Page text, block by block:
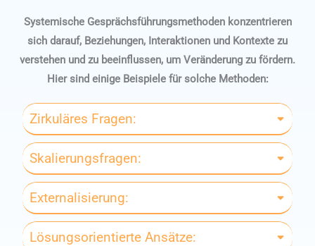
Systemische Gesprächsführungsmethoden konzentrieren
sich darauf, Beziehungen, Interaktionen und Kontexte zu
verstehen und zu beeinflussen, um Veränderung zu fördern.
Hier sind einige Beispiele für solche Methoden:
Zirkuläres Fragen:
Skalierungsfragen:
Externalisierung:
Lösungsorientierte Ansätze: